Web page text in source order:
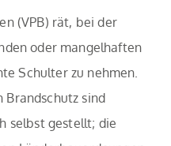
(VPB) rät, bei der
oder mangelhaften
Schulter zu nehmen.
Brandschutz sind
selbst gestellt; die